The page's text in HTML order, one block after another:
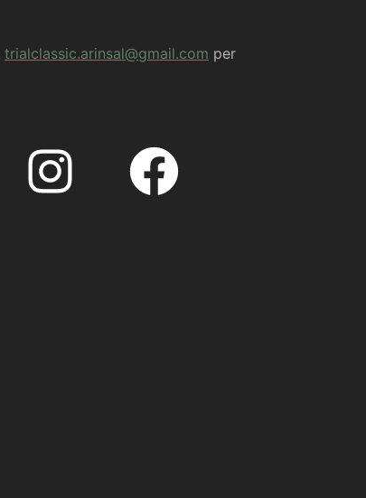
trialclassic.arinsal@gmail.com per